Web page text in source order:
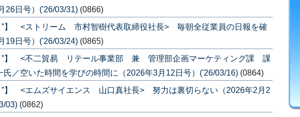
26日号）('26/03/31) (0866)
”】 <ストリーム 市村智樹代表取締役社長> 毎朝全従業員の日報を確
19日号）('26/03/24) (0865)
ト”】 <不二貿易 リテール事業部 兼 管理部企画マーケティング課 課
／空いた時間を学びの時間に（2026年3月12日号）('26/03/16) (0864)
”】 <エムズサイエンス 山口真社長> 努力は裏切らない（2026年2月2
03) (0862)